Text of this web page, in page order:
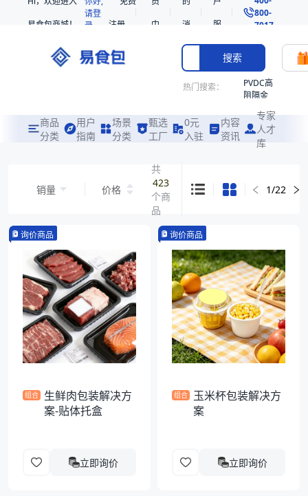
易食包商城！
请登
录
注册
中
消
息
服
务
800-
7017
搜索
热门搜索：
PVDC高
阻隔金
共挤热
收缩袋
非阻隔
共挤热
221330
SE53
热收缩
袋
拉伸膜
商品
分类
用户
指南
场景
分类
甄选
工厂
0元
入驻
内容
资讯
专家
人才
库
销量 价格
共
423
个商
品
1/22
询价商品
组合 生鲜肉包装解决方
案-贴体托盒
立即询价
询价商品
组合 玉米杯包装解决方
案
立即询价